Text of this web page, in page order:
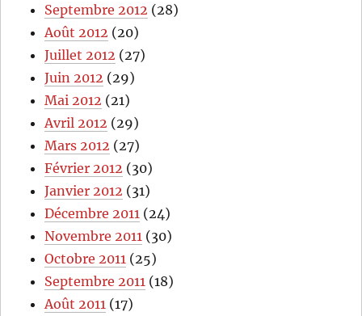
Septembre 2012 (28)
Août 2012 (20)
Juillet 2012 (27)
Juin 2012 (29)
Mai 2012 (21)
Avril 2012 (29)
Mars 2012 (27)
Février 2012 (30)
Janvier 2012 (31)
Décembre 2011 (24)
Novembre 2011 (30)
Octobre 2011 (25)
Septembre 2011 (18)
Août 2011 (17)